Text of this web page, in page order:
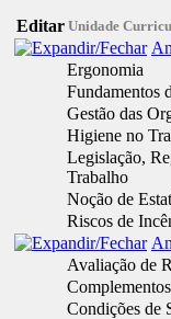
Editar Unidade
Ergonomia
Fundamentos
Gestão das
Higiene no
Legislação,
Trabalho
Noção de
Riscos de
Avaliação de
Condições de